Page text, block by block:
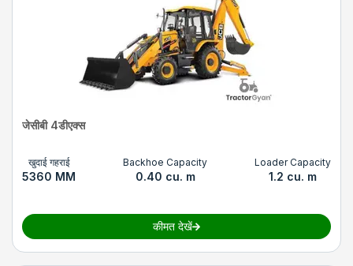
जेसीबी 4डीएक्स
खुदाई गहराई
5360 MM
Backhoe Capacity
0.40 cu. m
Loader Capacity
1.2 cu. m
कीमत देखें